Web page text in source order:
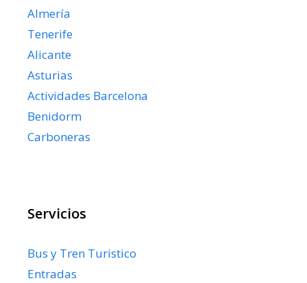
Almería
Tenerife
Alicante
Asturias
Actividades Barcelona
Benidorm
Carboneras
Servicios
Bus y Tren Turistico
Entradas